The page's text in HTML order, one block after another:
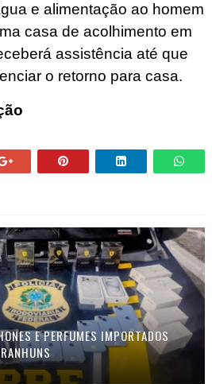
e alimentação ao homem
casa de acolhimento em
assistência até que
o retorno para casa.
E PERFUMES IMPORTADOS